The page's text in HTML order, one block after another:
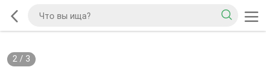
2/ 3